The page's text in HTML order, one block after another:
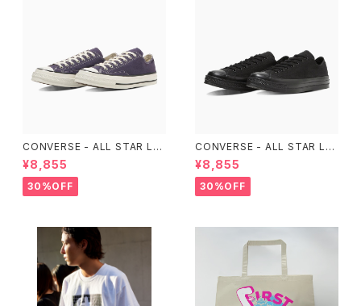
CONVERSE - ALL STAR LG
CY OX （Purple）
¥8,855
30%OFF
CONVERSE - ALL STAR LG
CY OX （ALL BLACK)
¥8,855
30%OFF